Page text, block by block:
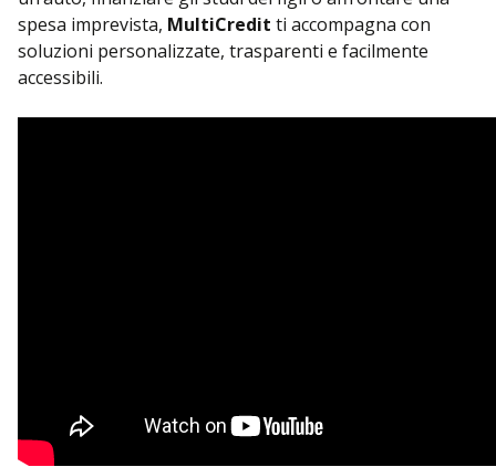
spesa imprevista, MultiCredit ti accompagna con
soluzioni personalizzate, trasparenti e facilmente
accessibili.